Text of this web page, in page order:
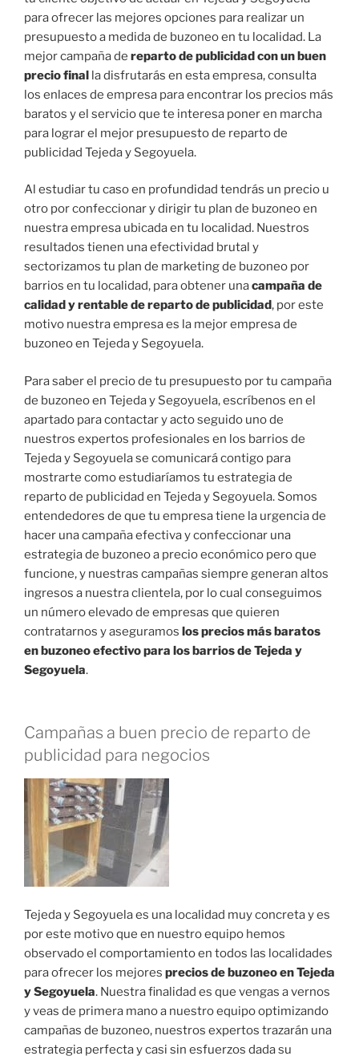
para ofrecer las mejores opciones para realizar un
presupuesto a medida de buzoneo en tu localidad. La
mejor campaña de reparto de publicidad con un buen
precio final la disfrutarás en esta empresa, consulta
los enlaces de empresa para encontrar los precios más
baratos y el servicio que te interesa poner en marcha
para lograr el mejor presupuesto de reparto de
publicidad Tejeda y Segoyuela.
Al estudiar tu caso en profundidad tendrás un precio u
otro por confeccionar y dirigir tu plan de buzoneo en
nuestra empresa ubicada en tu localidad. Nuestros
resultados tienen una efectividad brutal y
sectorizamos tu plan de marketing de buzoneo por
barrios en tu localidad, para obtener unacampaña de
calidad y rentable de reparto de publicidad, por este
motivo nuestra empresa es la mejor empresa de
buzoneo en Tejeda y Segoyuela.
Para saber el precio de tu presupuesto por tu campaña
de buzoneo en Tejeda y Segoyuela, escríbenos en el
apartado para contactar y acto seguido uno de
nuestros expertos profesionales en los barrios de
Tejeda y Segoyuela se comunicará contigo para
mostrarte como estudiaríamos tu estrategia de
reparto de publicidad en Tejeda y Segoyuela. Somos
entendedores de que tu empresa tiene la urgencia de
hacer una campaña efectiva y confeccionar una
estrategia de buzoneo a precio económico pero que
funcione, y nuestras campañas siempre generan altos
ingresos a nuestra clientela, por lo cual conseguimos
un número elevado de empresas que quieren
contratarnos y aseguramos los precios más baratos
en buzoneo efectivo para los barrios de Tejeda y
Segoyuela.
Campañas a buen precio de reparto de
publicidad para negocios
Tejeda y Segoyuela es una localidad muy concreta y es
por este motivo que en nuestro equipo hemos
observado el comportamiento en todos las localidades
para ofrecer los mejores precios de buzoneo en Tejeda
y Segoyuela. Nuestra finalidad es que vengas a vernos
y veas de primera mano a nuestro equipo optimizando
campañas de buzoneo, nuestros expertos trazarán una
estrategia perfecta y casi sin esfuerzos dada su